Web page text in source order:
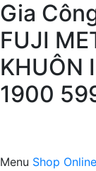
Gia
FUJI
KHUÔN
1900
Menu Shop Online